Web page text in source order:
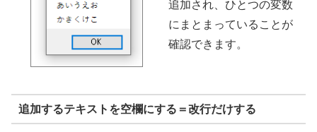
追加され、ひとつの変数
にまとまっていることが
確認できます。
追加するテキストを空欄にする＝改行だけする